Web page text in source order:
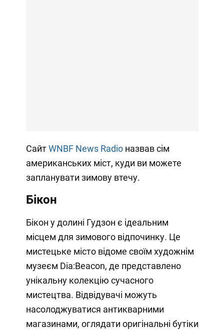
СайтWNBF News Radioназвав сім
американських міст, куди ви можете
запланувати зимову втечу.
Бікон
Бікон у долині Гудзон є ідеальним
місцем для зимового відпочинку. Це
мистецьке місто відоме своїм художнім
музеєм Dia:Beacon, де представлено
унікальну колекцію сучасного
мистецтва. Відвідувачі можуть
насолоджуватися антикварними
магазинами, оглядати оригінальні бутіки